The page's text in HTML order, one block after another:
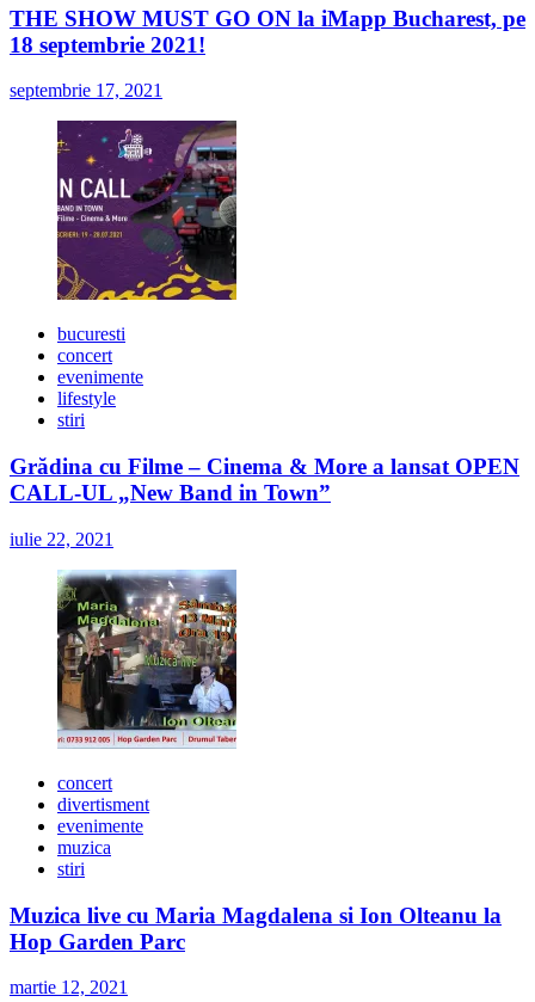
THE SHOW MUST GO ON la iMapp Bucharest, pe
18 septembrie 2021!
septembrie 17, 2021
bucuresti
concert
evenimente
lifestyle
stiri
Grădina cu Filme – Cinema & More a lansat OPEN
CALL-UL „New Band in Town”
iulie 22, 2021
concert
divertisment
evenimente
muzica
stiri
Muzica live cu Maria Magdalena si Ion Olteanu la
Hop Garden Parc
martie 12, 2021